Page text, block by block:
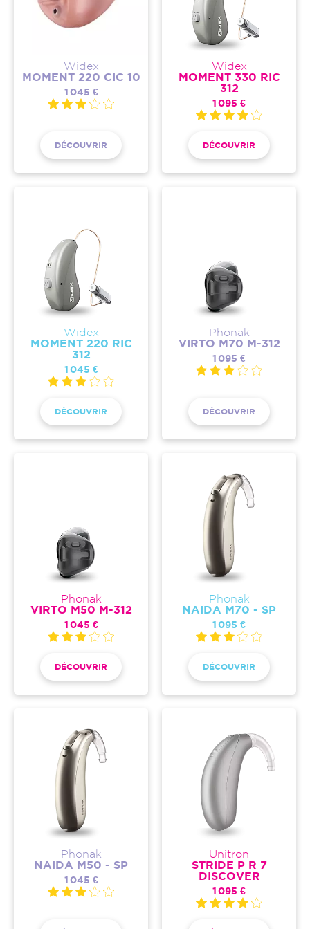
Widex
MOMENT 220 CIC 10
1 045 €
DÉCOUVRIR
Widex
MOMENT 330 RIC
312
1 095 €
DÉCOUVRIR
Widex
MOMENT 220 RIC
312
1 045 €
DÉCOUVRIR
Phonak
VIRTO M70 M-312
1 095 €
DÉCOUVRIR
Phonak
VIRTO M50 M-312
1 045 €
DÉCOUVRIR
Phonak
NAIDA M70 - SP
1 095 €
DÉCOUVRIR
Phonak
NAIDA M50 - SP
1 045 €
Unitron
STRIDE P R 7
DISCOVER
1 095 €